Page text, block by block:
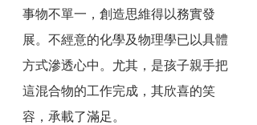
事物不單一，創造思維得以務實發
展。不經意的化學及物理學已以具體
方式滲透心中。尤其，是孩子親手把
這混合物的工作完成，其欣喜的笑
容，承載了滿足。